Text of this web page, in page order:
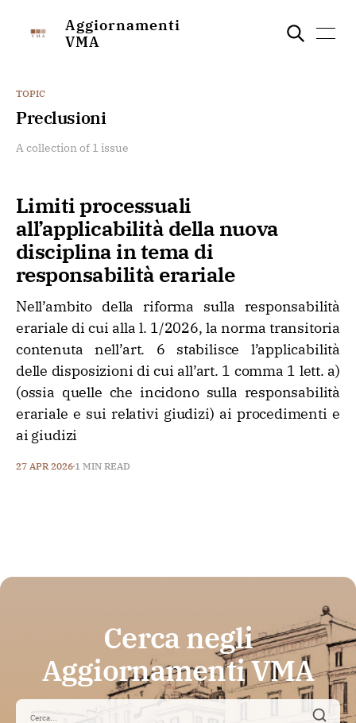
Aggiornamenti
VMA
TOPIC
Preclusioni
A collection of 1 issue
Limiti processuali
all’applicabilità della nuova
disciplina in tema di
responsabilità erariale
Nell’ambito della riforma sulla responsabilità
erariale di cui alla l. 1/2026, la norma transitoria
contenuta nell’art. 6 stabilisce l’applicabilità
delle disposizioni di cui all’art. 1 comma 1 lett. a)
(ossia quelle che incidono sulla responsabilità
erariale e sui relativi giudizi) ai procedimenti e
ai giudizi
27 APR 2026 1 MIN READ
Cerca negli
Aggiornamenti VMA